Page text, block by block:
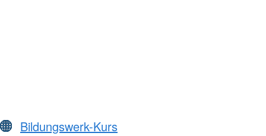
Bildungswerk-Kurs